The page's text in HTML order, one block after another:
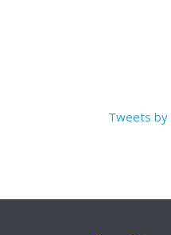
Tweets by